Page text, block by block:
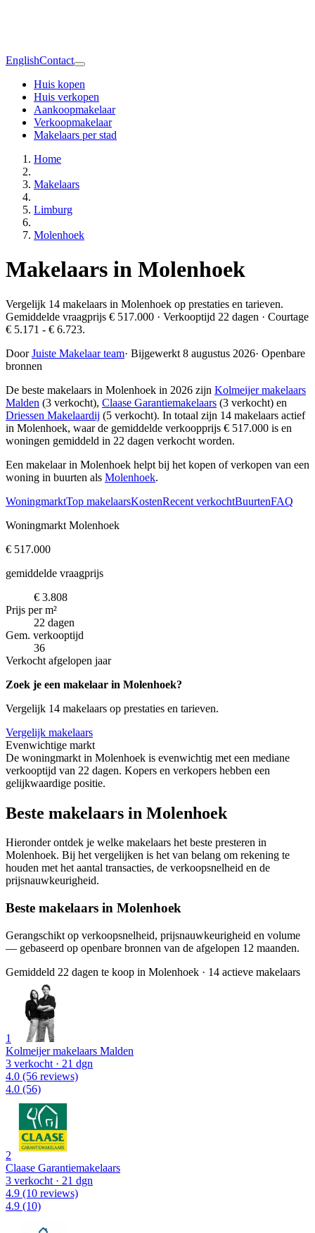
EnglishContact
Huis kopen
Huis verkopen
Aankoopmakelaar
Verkoopmakelaar
Makelaars per stad
Home
Makelaars
Limburg
Molenhoek
Makelaars in Molenhoek
Vergelijk 14 makelaars in Molenhoek op prestaties en tarieven.
Gemiddelde vraagprijs € 517.000 · Verkooptijd 22 dagen · Courtage
€ 5.171 - € 6.723.
DoorJuiste Makelaar team· Bijgewerkt 8 augustus 2026· Openbare
bronnen
De beste makelaars in Molenhoek in 2026 zijn Kolmeijer makelaars
Malden (3 verkocht), Claase Garantiemakelaars (3 verkocht) en
Driessen Makelaardij (5 verkocht). In totaal zijn 14 makelaars actief
in Molenhoek, waar de gemiddelde verkoopprijs € 517.000 is en
woningen gemiddeld in 22 dagen verkocht worden.
Een makelaar in Molenhoek helpt bij het kopen of verkopen van een
woning in buurten als Molenhoek.
WoningmarktTop makelaarsKostenRecent verkochtBuurtenFAQ
Woningmarkt Molenhoek
€ 517.000
gemiddelde vraagprijs
€ 3.808
Prijs per m²
22 dagen
Gem. verkooptijd
36
Verkocht afgelopen jaar
Zoek je een makelaar in Molenhoek?
Vergelijk 14 makelaars op prestaties en tarieven.
Vergelijk makelaars
Evenwichtige markt
De woningmarkt in Molenhoek is evenwichtig met een mediane
verkooptijd van 22 dagen. Kopers en verkopers hebben een
gelijkwaardige positie.
Beste makelaars in Molenhoek
Hieronder ontdek je welke makelaars het beste presteren in
Molenhoek. Bij het vergelijken is het van belang om rekening te
houden met het aantal transacties, de verkoopsnelheid en de
prijsnauwkeurigheid.
Beste makelaars in Molenhoek
Gerangschikt op verkoopsnelheid, prijsnauwkeurigheid en volume
— gebaseerd op openbare bronnen van de afgelopen 12 maanden.
Gemiddeld 22 dagen te koop in Molenhoek · 14 actieve makelaars
1
Kolmeijer makelaars Malden
3 verkocht · 21 dgn
4.0 (56 reviews)
4.0 (56)
2
Claase Garantiemakelaars
3 verkocht · 21 dgn
4.9 (10 reviews)
4.9 (10)